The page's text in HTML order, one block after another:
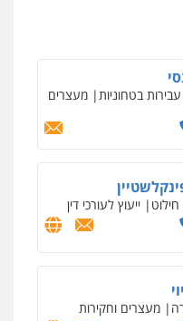
עבירות בטחוניות מעצרים
חילוט ייעוץ לעורכי דין
מעצרים וחקירות
מקצועיים לעורכי
ודחיקת אזכורים
לעורכי דין
תמיכה שירותים